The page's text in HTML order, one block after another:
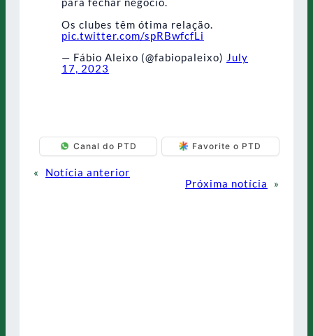
Os clubes têm ótima relação.
pic.twitter.com/spRBwfcfLi
— Fábio Aleixo (@fabiopaleixo) July
17, 2023
Canal do PTD Favorite o PTD
«
Notícia anterior
Próxima notícia
»